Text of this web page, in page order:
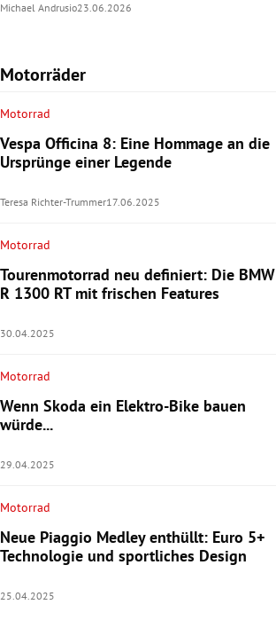
Michael Andrusio23.06.2026
Motorräder
Motorrad
Vespa Officina 8: Eine Hommage an die
Ursprünge einer Legende
Teresa Richter-Trummer17.06.2025
Motorrad
Tourenmotorrad neu definiert: Die BMW
R 1300 RT mit frischen Features
30.04.2025
Motorrad
Wenn Skoda ein Elektro-Bike bauen
würde...
29.04.2025
Motorrad
Neue Piaggio Medley enthüllt: Euro 5+
Technologie und sportliches Design
25.04.2025